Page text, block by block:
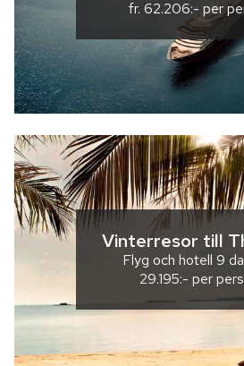
fr. 62.206:- per
Vinterresor till
Flyg och hotell 9
29.195:- per